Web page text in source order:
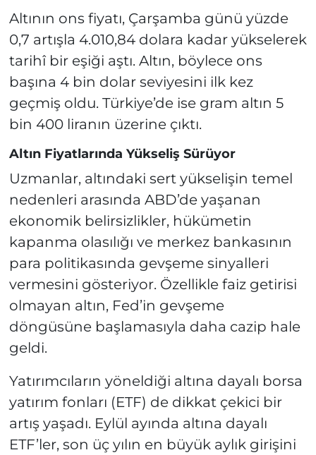
Altının ons fiyatı, Çarşamba günü yüzde
0,7 artışla 4.010,84 dolara kadar yükselerek
tarihî bir eşiği aştı. Altın, böylece ons
başına 4 bin dolar seviyesini ilk kez
geçmiş oldu. Türkiye’de ise gram altın 5
bin 400 liranın üzerine çıktı.
Altın Fiyatlarında Yükseliş Sürüyor
Uzmanlar, altındaki sert yükselişin temel
nedenleri arasında ABD’de yaşanan
ekonomik belirsizlikler, hükümetin
kapanma olasılığı ve merkez bankasının
para politikasında gevşeme sinyalleri
vermesini gösteriyor. Özellikle faiz getirisi
olmayan altın, Fed’in gevşeme
döngüsüne başlamasıyla daha cazip hale
geldi.
Yatırımcıların yöneldiği altına dayalı borsa
yatırım fonları (ETF) de dikkat çekici bir
artış yaşadı. Eylül ayında altına dayalı
ETF’ler, son üç yılın en büyük aylık girişini